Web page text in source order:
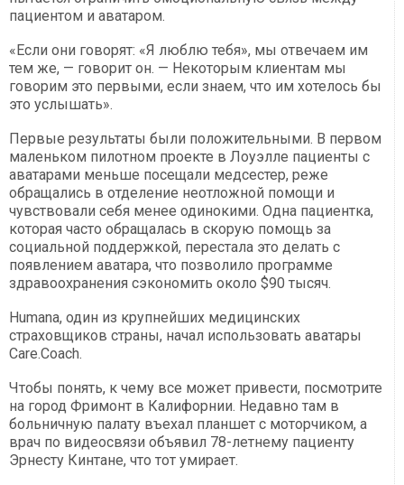
пациентом и аватаром.
«Если они говорят: «Я люблю тебя», мы отвечаем им
тем же, — говорит он. — Некоторым клиентам мы
говорим это первыми, если знаем, что им хотелось бы
это услышать».
Первые результаты были положительными. В первом
маленьком пилотном проекте в Лоуэлле пациенты с
аватарами меньше посещали медсестер, реже
обращались в отделение неотложной помощи и
чувствовали себя менее одинокими. Одна пациентка,
которая часто обращалась в скорую помощь за
социальной поддержкой, перестала это делать с
появлением аватара, что позволило программе
здравоохранения сэкономить около $90 тысяч.
Humana, один из крупнейших медицинских
страховщиков страны, начал использовать аватары
Care.Coach.
Чтобы понять, к чему все может привести, посмотрите
на город Фримонт в Калифорнии. Недавно там в
больничную палату въехал планшет с моторчиком, а
врач по видеосвязи объявил 78-летнему пациенту
Эрнесту Кинтане, что тот умирает.